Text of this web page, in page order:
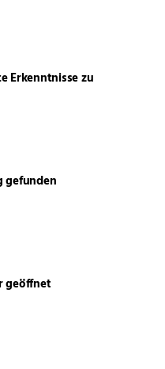
Erkenntnisse zu
gefunden
geöffnet